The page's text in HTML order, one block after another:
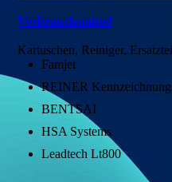
Verbrauchsmittel
Kartuschen, Reiniger,
Famjet
REINER
BENTSAI
HSA Systems
Leadtech Lt800